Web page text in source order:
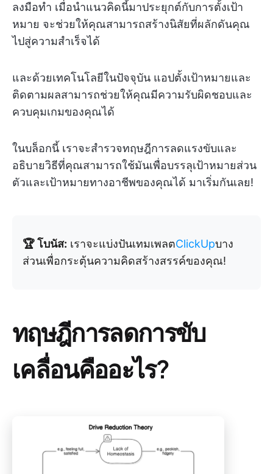
ลงมือทำ เมื่อนำแนวคิดนี้มาประยุกต์กับการตั้งเป้า
หมาย จะช่วยให้คุณสามารถสร้างนิสัยที่ผลักดันคุณ
ไปสู่ความสำเร็จได้
และด้วยเทคโนโลยีในปัจจุบัน แอปตั้งเป้าหมายและ
ติดตามผลสามารถช่วยให้คุณมีความรับผิดชอบและ
ควบคุมเกมของคุณได้
ในบล็อกนี้ เราจะสำรวจทฤษฎีการลดแรงขับและ
อธิบายวิธีที่คุณสามารถใช้มันเพื่อบรรลุเป้าหมายส่วน
ตัวและเป้าหมายทางอาชีพของคุณได้ มาเริ่มกันเลย!
🏆 โบนัส: เราจะแบ่งปันเทมเพลตClickUpบาง
ส่วนเพื่อกระตุ้นความคิดสร้างสรรค์ของคุณ!
ทฤษฎีการลดการขับ
เคลื่อนคืออะไร?